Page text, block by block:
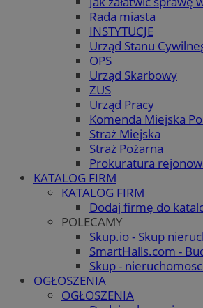
Rada miasta
INSTYTUCJE
Urząd Stanu
OPS
Urząd Skarbowy
ZUS
Urząd Pracy
Komenda Miejska
Straż Miejska
Straż Pożarna
Prokuratura
KATALOG FIRM
KATALOG FIRM
Dodaj firmę do
POLECAMY
Skup.io - Skup
SmartHalls.com -
Skup -
OGŁOSZENIA
OGŁOSZENIA